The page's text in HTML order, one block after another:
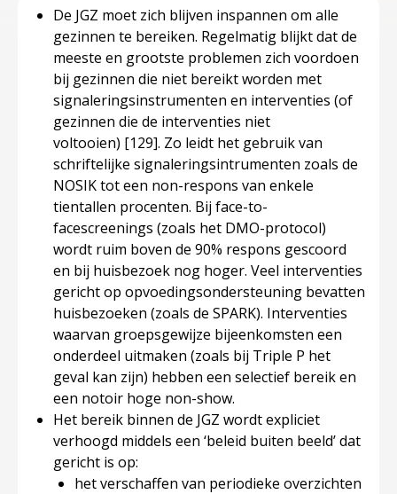
De JGZ moet zich blijven inspannen om alle
gezinnen te bereiken. Regelmatig blijkt dat de
meeste en grootste problemen zich voordoen
bij gezinnen die niet bereikt worden met
signaleringsinstrumenten en interventies (of
gezinnen die de interventies niet
voltooien) [129]. Zo leidt het gebruik van
schriftelijke signaleringsintrumenten zoals de
NOSIK tot een non-respons van enkele
tientallen procenten. Bij face-to-
facescreenings (zoals het DMO-protocol)
wordt ruim boven de 90% respons gescoord
en bij huisbezoek nog hoger. Veel interventies
gericht op opvoedingsondersteuning bevatten
huisbezoeken (zoals de SPARK). Interventies
waarvan groepsgewijze bijeenkomsten een
onderdeel uitmaken (zoals bij Triple P het
geval kan zijn) hebben een selectief bereik en
een notoir hoge non-show.
Het bereik binnen de JGZ wordt expliciet
verhoogd middels een ‘beleid buiten beeld’ dat
gericht is op:
het verschaffen van periodieke overzichten